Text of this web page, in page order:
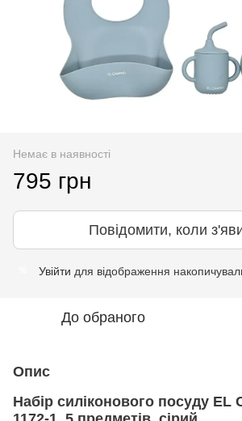
Немає в наявності
795 грн
Повідомити, коли
Увійти для відображення
До обраного
Опис
Набір силіконового посуду EL